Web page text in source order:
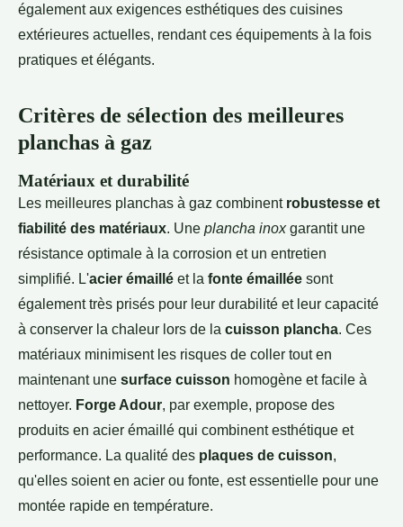
également aux exigences esthétiques des cuisines
extérieures actuelles, rendant ces équipements à la fois
pratiques et élégants.
Critères de sélection des meilleures
planchas à gaz
Matériaux et durabilité
Les meilleures planchas à gaz combinent robustesse et
fiabilité des matériaux. Une plancha inoxgarantit une
résistance optimale à la corrosion et un entretien
simplifié. L'acier émaillé et la fonte émaillée sont
également très prisés pour leur durabilité et leur capacité
à conserver la chaleur lors de la cuisson plancha. Ces
matériaux minimisent les risques de coller tout en
maintenant une surface cuisson homogène et facile à
nettoyer. Forge Adour, par exemple, propose des
produits en acier émaillé qui combinent esthétique et
performance. La qualité des plaques de cuisson,
qu'elles soient en acier ou fonte, est essentielle pour une
montée rapide en température.